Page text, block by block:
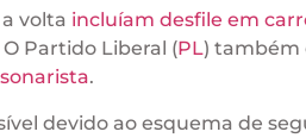
volta incluíam desfile em
O Partido Liberal (PL) também
.
devido ao esquema de